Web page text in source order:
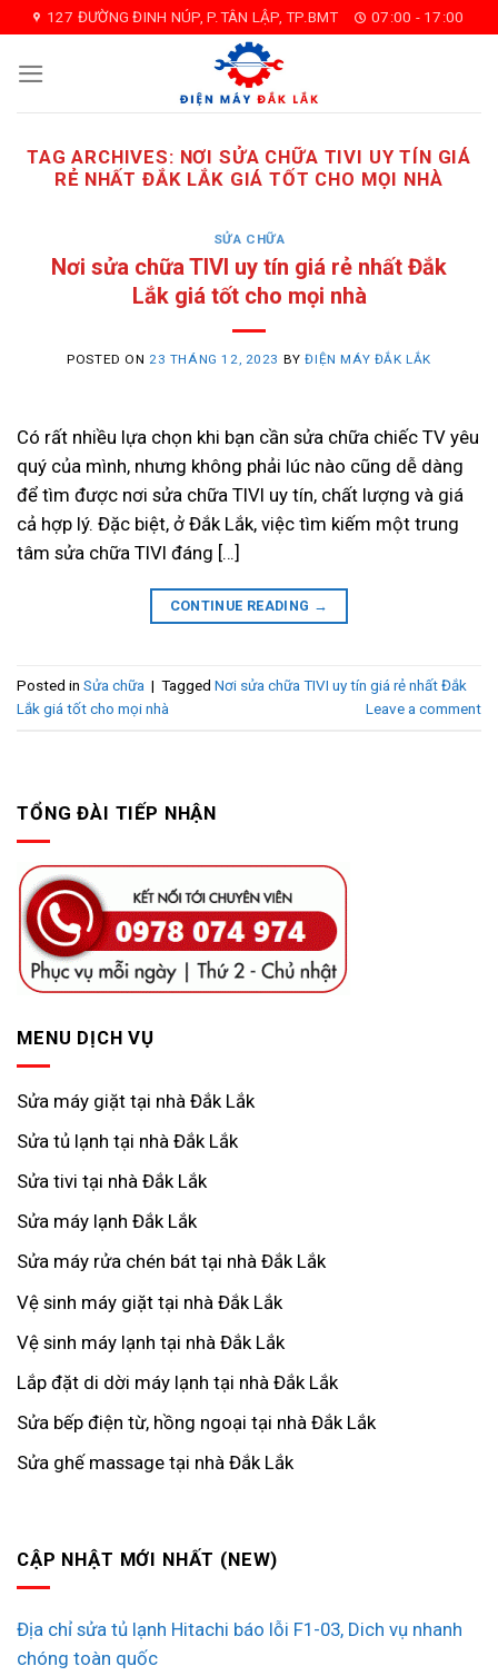
content
127 ĐƯỜNG ĐINH NÚP, P.TÂN LẬP, TP.BMT 07:00 - 17:00
TAG ARCHIVES: NƠI SỬA CHỮA TIVI UY TÍN GIÁ
RẺ NHẤT ĐẮK LẮK GIÁ TỐT CHO MỌI NHÀ
SỬA CHỮA
Nơi sửa chữa TIVI uy tín giá rẻ nhất Đắk
Lắk giá tốt cho mọi nhà
POSTED ON 23 THÁNG 12, 2023 BYĐIỆN MÁY ĐẮK LẮK
Có rất nhiều lựa chọn khi bạn cần sửa chữa chiếc TV yêu
quý của mình, nhưng không phải lúc nào cũng dễ dàng
để tìm được nơi sửa chữa TIVI uy tín, chất lượng và giá
cả hợp lý. Đặc biệt, ở Đắk Lắk, việc tìm kiếm một trung
tâm sửa chữa TIVI đáng […]
CONTINUE READING →
Posted in Sửa chữa | Tagged Nơi sửa chữa TIVI uy tín giá rẻ nhất Đắk
Lắk giá tốt cho mọi nhà
Leave a comment
TỔNG ĐÀI TIẾP NHẬN
MENU DỊCH VỤ
Sửa máy giặt tại nhà Đắk Lắk
Sửa tủ lạnh tại nhà Đắk Lắk
Sửa tivi tại nhà Đắk Lắk
Sửa máy lạnh Đắk Lắk
Sửa máy rửa chén bát tại nhà Đắk Lắk
Vệ sinh máy giặt tại nhà Đắk Lắk
Vệ sinh máy lạnh tại nhà Đắk Lắk
Lắp đặt di dời máy lạnh tại nhà Đắk Lắk
Sửa bếp điện từ, hồng ngoại tại nhà Đắk Lắk
Sửa ghế massage tại nhà Đắk Lắk
CẬP NHẬT MỚI NHẤT (NEW)
Địa chỉ sửa tủ lạnh Hitachi báo lỗi F1-03, Dich vụ nhanh
chóng toàn quốc